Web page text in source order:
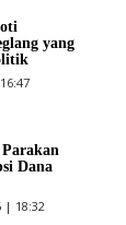
yang
Dana
| 18:32